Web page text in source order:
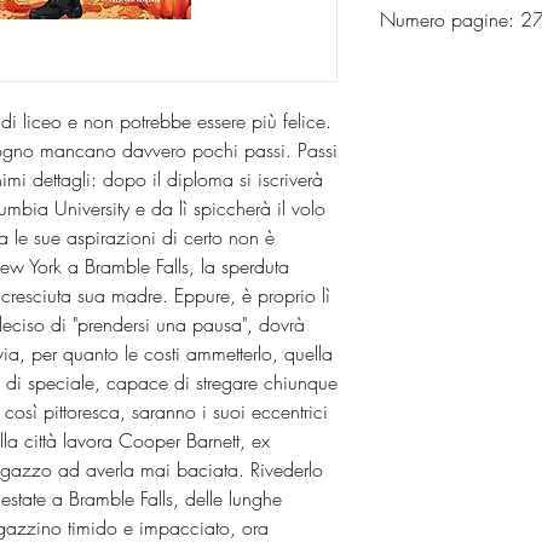
liceo e non potrebbe essere più felice.
mancano davvero pochi passi. Passi
dettagli: dopo il diploma si iscriverà
University e da lì spiccherà il volo
le sue aspirazioni di certo non è
York a Bramble Falls, la sperduta
sua madre. Eppure, è proprio lì
di "prendersi una pausa", dovrà
per quanto le costi ammetterlo, quella
speciale, capace di stregare chiunque
pittoresca, saranno i suoi eccentrici
città lavora Cooper Barnett, ex
ad averla mai baciata. Rivederlo
a Bramble Falls, delle lunghe
timido e impacciato, ora
Numero pagine: